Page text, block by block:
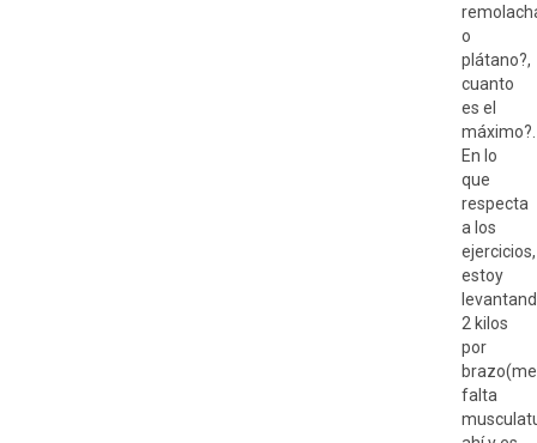
o
plátano?,
cuanto
es el
máximo?.
En lo
que
respecta
a los
ejercicios,
estoy
2 kilos
por
brazo(me
falta